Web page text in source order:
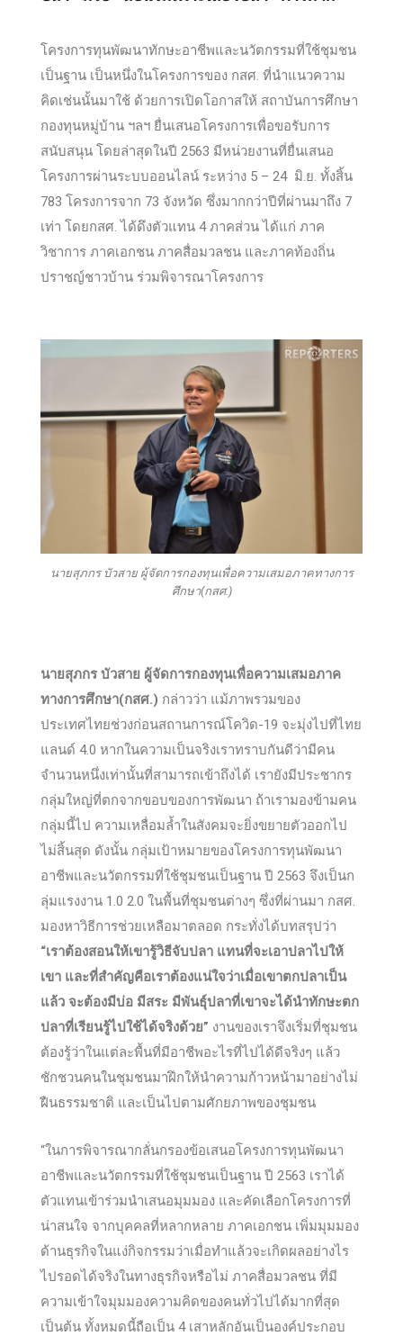
โครงการทุนพัฒนาทักษะอาชีพและนวัตกรรมที่ใช้ชุมชน
เป็นฐาน เป็นหนึ่งในโครงการของ กสศ. ที่นำแนวความ
คิดเช่นนั้นมาใช้ ด้วยการเปิดโอกาสให้ สถาบันการศึกษา
กองทุนหมู่บ้าน ฯลฯ ยื่นเสนอโครงการเพื่อขอรับการ
สนับสนุน โดยล่าสุดในปี 2563 มีหน่วยงานที่ยื่นเสนอ
โครงการผ่านระบบออนไลน์ ระหว่าง 5 – 24 มิ.ย. ทั้งสิ้น
783 โครงการจาก 73 จังหวัด ซึ่งมากกว่าปีที่ผ่านมาถึง 7
เท่า โดยกสศ. ได้ดึงตัวแทน 4 ภาคส่วน ได้แก่ ภาค
วิชาการ ภาคเอกชน ภาคสื่อมวลชน และภาคท้องถิ่น
ปราชญ์ชาวบ้าน ร่วมพิจารณาโครงการ
นายสุภกร บัวสาย ผู้จัดการกองทุนเพื่อความเสมอภาคทางการ
ศึกษา(กสศ.)
นายสุภกร บัวสาย ผู้จัดการกองทุนเพื่อความเสมอภาค
ทางการศึกษา(กสศ.) กล่าวว่า แม้ภาพรวมของ
ประเทศไทยช่วงก่อนสถานการณ์โควิด-19 จะมุ่งไปที่ไทย
แลนด์ 4.0 หากในความเป็นจริงเราทราบกันดีว่ามีคน
จำนวนหนึ่งเท่านั้นที่สามารถเข้าถึงได้ เรายังมีประชากร
กลุ่มใหญ่ที่ตกจากขอบของการพัฒนา ถ้าเรามองข้ามคน
กลุ่มนี้ไป ความเหลื่อมล้ำในสังคมจะยิ่งขยายตัวออกไป
ไม่สิ้นสุด ดังนั้น กลุ่มเป้าหมายของโครงการทุนพัฒนา
อาชีพและนวัตกรรมที่ใช้ชุมชนเป็นฐาน ปี 2563 จึงเป็นก
ลุ่มแรงงาน 1.0 2.0 ในพื้นที่ชุมชนต่างๆ ซึ่งที่ผ่านมา กสศ.
มองหาวิธีการช่วยเหลือมาตลอด กระทั่งได้บทสรุปว่า
“เราต้องสอนให้เขารู้วิธีจับปลา แทนที่จะเอาปลาไปให้
เขา และที่สำคัญคือเราต้องแน่ใจว่าเมื่อเขาตกปลาเป็น
แล้ว จะต้องมีบ่อ มีสระ มีพันธุ์ปลาที่เขาจะได้นำทักษะตก
ปลาที่เรียนรู้ไปใช้ได้จริงด้วย” งานของเราจึงเริ่มที่ชุมชน
ต้องรู้ว่าในแต่ละพื้นที่มีอาชีพอะไรที่ไปได้ดีจริงๆ แล้ว
ชักชวนคนในชุมชนมาฝึกให้นำความก้าวหน้ามาอย่างไม่
ฝืนธรรมชาติ และเป็นไปตามศักยภาพของชุมชน
“ในการพิจารณากลั่นกรองข้อเสนอโครงการทุนพัฒนา
อาชีพและนวัตกรรมที่ใช้ชุมชนเป็นฐาน ปี 2563 เราได้
ตัวแทนเข้าร่วมนำเสนอมุมมอง และคัดเลือกโครงการที่
น่าสนใจ จากบุคคลที่หลากหลาย ภาคเอกชน เพิ่มมุมมอง
ด้านธุรกิจในแง่กิจกรรมว่าเมื่อทำแล้วจะเกิดผลอย่างไร
ไปรอดได้จริงในทางธุรกิจหรือไม่ ภาคสื่อมวลชน ที่มี
ความเข้าใจมุมมองความคิดของคนทั่วไปได้มากที่สุด
เป็นต้น ทั้งหมดนี้ถือเป็น 4 เสาหลักอันเป็นองค์ประกอบ